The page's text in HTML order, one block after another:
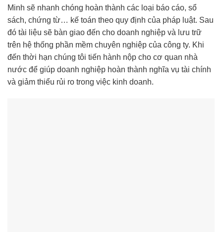
Minh sẽ nhanh chóng hoàn thành các loại báo cáo, sổ
sách, chứng từ… kế toán theo quy định của pháp luật. Sau
đó tài liệu sẽ bàn giao đến cho doanh nghiệp và lưu trữ
trên hệ thống phần mềm chuyên nghiệp của công ty. Khi
đến thời hạn chúng tôi tiến hành nộp cho cơ quan nhà
nước để giúp doanh nghiệp hoàn thành nghĩa vụ tài chính
và giảm thiểu rủi ro trong việc kinh doanh.